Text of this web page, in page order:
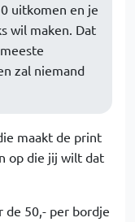
uitkomen en je
wil maken. Dat
zal niemand
maakt de print
op die jij wilt dat
de 50,- per bordje